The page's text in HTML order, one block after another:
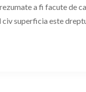
a fi facute de
superficia este